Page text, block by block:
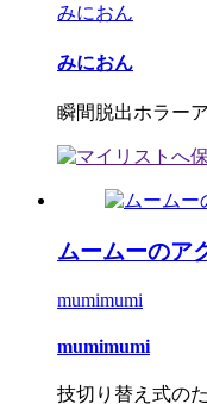
みにおん
みにおん
瞬間脱出ホラー
ムームーのア
mumimumi
mumimumi
技切り替え式の